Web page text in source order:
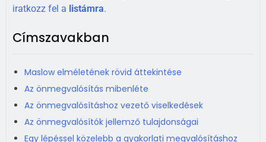
iratkozz fel a listámra.
Címszavakban
Maslow elméletének rövid áttekintése
Az önmegvalósítás mibenléte
Az önmegvalósításhoz vezető viselkedések
Az önmegvalósítók jellemző tulajdonságai
Egy lépéssel közelebb a gyakorlati megvalósításhoz